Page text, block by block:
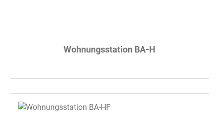
Wohnungsstation BA-H